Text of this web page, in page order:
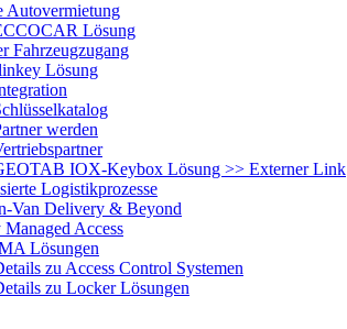
Autovermietung
Lösung
Fahrzeugzugang
Lösung
werden
IOX-Keybox Lösung >> Externer Link
Logistikprozesse
Van Delivery & Beyond
Access
Lösungen
zu Access Control Systemen
zu Locker Lösungen